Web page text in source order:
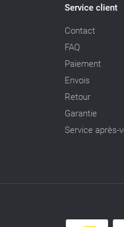
Service client
Contact
FAQ
Paiement
Envois
Retour
Garantie
Service après-